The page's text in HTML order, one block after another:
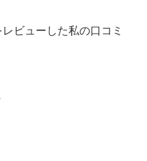
ビューした私の口コミ